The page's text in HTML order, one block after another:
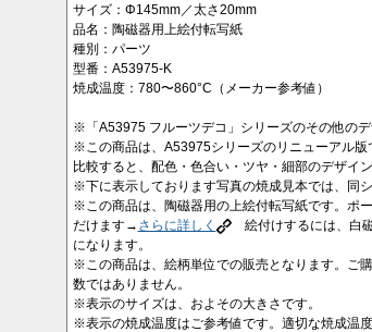
サイズ：Φ145mm／太さ20mm
品名：陶磁器用上絵付転写紙
種別：パーツ
型番：A53975-K
焼成温度：780〜860°C（メーカー参考値）
※「A53975 フルーツデコ」シリーズのその他の
※この商品は、A53975シリーズのリニューアル
比較すると、配色・色合い・ツヤ・細部のデザイ
※下に表示しております写真の焼成見本では、同
※この商品は、陶磁器用の上絵付転写紙です。ポ
だけます→ さらに詳しく
絵付けするには、白磁
になります。
※この商品は、絵柄単位での販売となります。ご
数ではありません。
※表示のサイズは、およその大きさです。
※表示の焼成温度はご参考値です。適切な焼成温